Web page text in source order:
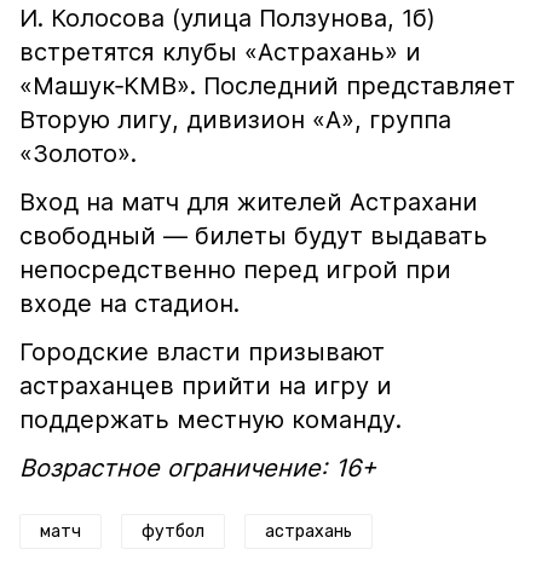
И. Колосова (улица Ползунова, 1б)
встретятся клубы «Астрахань» и
«Машук‑КМВ». Последний представляет
Вторую лигу, дивизион «А», группа
«Золото».
Вход на матч для жителей Астрахани
свободный — билеты будут выдавать
непосредственно перед игрой при
входе на стадион.
Городские власти призывают
астраханцев прийти на игру и
поддержать местную команду.
Возрастное ограничение: 16+
матч футбол астрахань